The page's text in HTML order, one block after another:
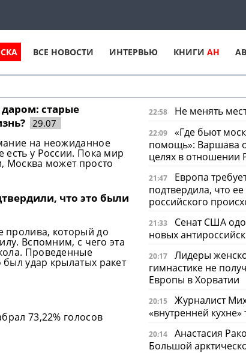
ВСЕ НОВОСТИ ИНТЕРВЬЮ КНИГИ АН
старые
29.07
на неожиданное
у России. Пока мир
Москва может просто
что это были
пролива, который до
Вспомним, с чего эта
Проведенные
удар крылатых ракет
73,22% голосов
22:58 Не менять
22:09
«Где бьют
помощь»: Варшава
целях в отношении
21:47
Европа
подтвердила, что
российского
21:33
Сенат США
новых
20:17
Лидеры
гимнастике не
Европы в Хорватии
20:15
Журналист
«внутренней
20:14
Анастасия
Большой